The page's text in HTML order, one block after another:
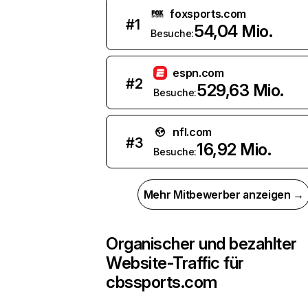
#1
foxsports.com
Besuche:54,04 Mio.
#2
espn.com
Besuche:529,63 Mio.
#3
nfl.com
Besuche:16,92 Mio.
Mehr Mitbewerber anzeigen →
Organischer und bezahlter
Website-Traffic für
cbssports.com